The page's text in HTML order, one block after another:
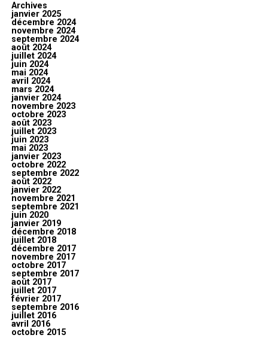
Archives
janvier 2025
décembre 2024
novembre 2024
septembre 2024
août 2024
juillet 2024
juin 2024
mai 2024
avril 2024
mars 2024
janvier 2024
novembre 2023
octobre 2023
août 2023
juillet 2023
juin 2023
mai 2023
janvier 2023
octobre 2022
septembre 2022
août 2022
janvier 2022
novembre 2021
septembre 2021
juin 2020
janvier 2019
décembre 2018
juillet 2018
décembre 2017
novembre 2017
octobre 2017
septembre 2017
août 2017
juillet 2017
février 2017
septembre 2016
juillet 2016
avril 2016
octobre 2015